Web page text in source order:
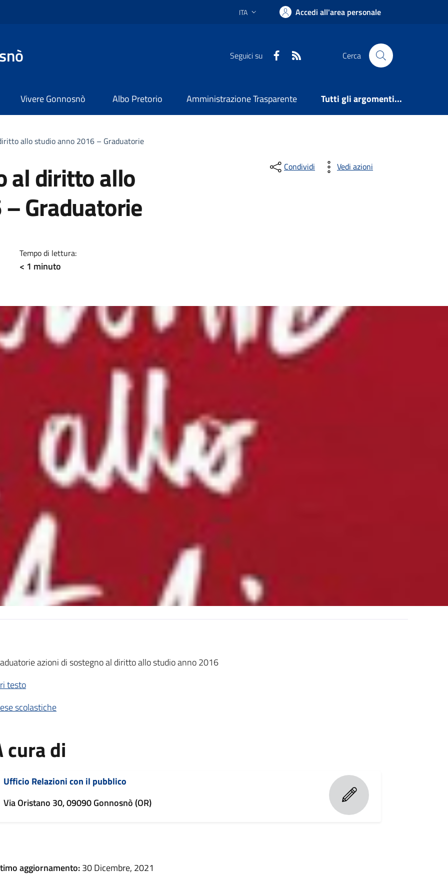
Lingua attiva:
ITA Accedi all'area personale
Seguici su Facebook Cerca
Vivere Gonnosnò Albo Pretorio Amministrazione Trasparente Tutti gli argomenti...
allo studio anno 2016 – Graduatorie
al diritto allo
Graduatorie
Tempo di lettura:
< 1 minuto
Condividi Vedi azioni
azioni di sostegno al diritto allo studio anno 2016
testo
scolastiche
cura di
Ufficio Relazioni con il pubblico
Via Oristano 30, 09090 Gonnosnò (OR)
aggiornamento:30 Dicembre, 2021